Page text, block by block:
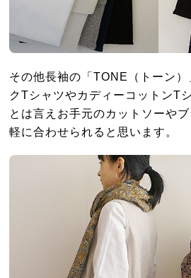
その他長袖の「TONE（トーン
クTシャツやカディーコットンT
とは言えお手元のカットソーや
軽に合わせられると思います。